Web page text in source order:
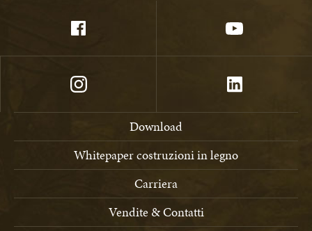
Download
Whitepaper costruzioni in legno
Carriera
Vendite & Contatti